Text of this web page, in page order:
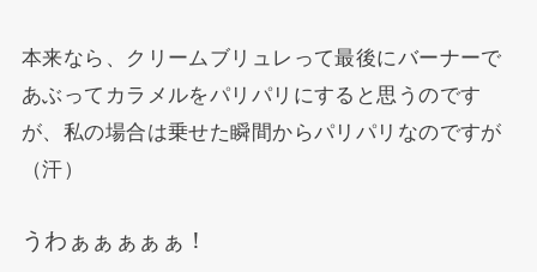
本来なら、クリームブリュレって最後にバーナーで
あぶってカラメルをパリパリにすると思うのです
が、私の場合は乗せた瞬間からパリパリなのですが
（汗）
うわぁぁぁぁぁ！